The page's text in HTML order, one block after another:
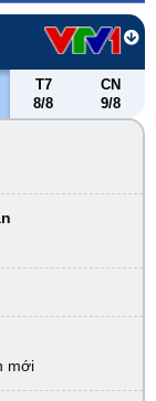
T7
8/8
CN
9/8
mới